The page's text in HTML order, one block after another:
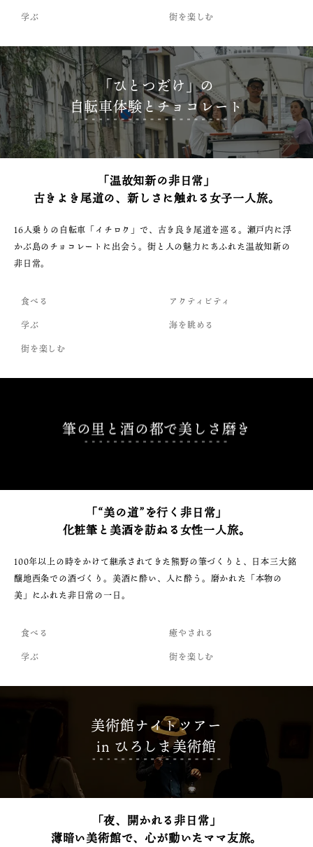
学ぶ
街を楽しむ
「ひとつだけ」の
自転車体験とチョコレート
「温故知新の非日常」
古きよき尾道の、新しさに触れる女子一人旅。
16人乗りの自転車「イチロク」で、古き良き尾道を巡る。瀬戸内に浮
かぶ島のチョコレートに出会う。街と人の魅力にあふれた温故知新の
非日常。
食べる
アクティビティ
学ぶ
海を眺める
街を楽しむ
筆の里と酒の都で美しさ磨き
「“美の道”を⾏く非日常」
化粧筆と美酒を訪ねる女性一人旅。
100年以上の時をかけて継承されてきた熊野の筆づくりと、日本三大銘
醸地西条での酒づくり。美酒に酔い、人に酔う。磨かれた「本物の
美」にふれた非日常の一日。
食べる
癒やされる
学ぶ
街を楽しむ
美術館ナイトツアー
in ひろしま美術館
「夜、開かれる非日常」
薄暗い美術館で、心が動いたママ友旅。